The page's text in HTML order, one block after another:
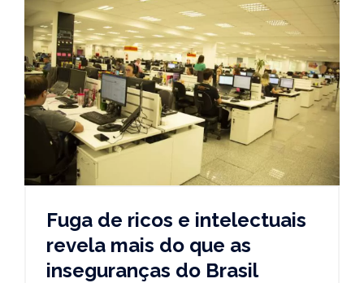
Fuga de ricos e intelectuais
revela mais do que as
inseguranças do Brasil